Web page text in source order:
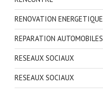
RENOVATION ENERGETIQUE
REPARATION AUTOMOBILES
RESEAUX SOCIAUX
RESEAUX SOCIAUX